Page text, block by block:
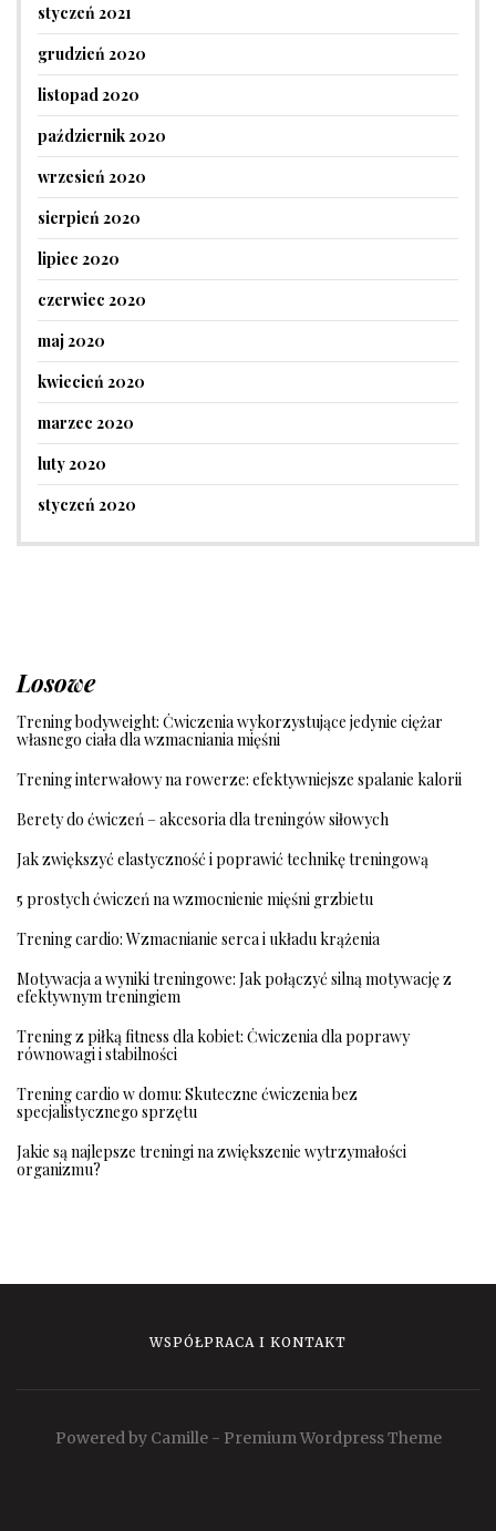
styczeń 2021
grudzień 2020
listopad 2020
październik 2020
wrzesień 2020
sierpień 2020
lipiec 2020
czerwiec 2020
maj 2020
kwiecień 2020
marzec 2020
luty 2020
styczeń 2020
Losowe
Trening bodyweight: Ćwiczenia wykorzystujące jedynie ciężar
własnego ciała dla wzmacniania mięśni
Trening interwałowy na rowerze: efektywniejsze spalanie kalorii
Berety do ćwiczeń – akcesoria dla treningów siłowych
Jak zwiększyć elastyczność i poprawić technikę treningową
5 prostych ćwiczeń na wzmocnienie mięśni grzbietu
Trening cardio: Wzmacnianie serca i układu krążenia
Motywacja a wyniki treningowe: Jak połączyć silną motywację z
efektywnym treningiem
Trening z piłką fitness dla kobiet: Ćwiczenia dla poprawy
równowagi i stabilności
Trening cardio w domu: Skuteczne ćwiczenia bez
specjalistycznego sprzętu
Jakie są najlepsze treningi na zwiększenie wytrzymałości
organizmu?
WSPÓŁPRACA I KONTAKT
Powered by Camille - Premium Wordpress Theme